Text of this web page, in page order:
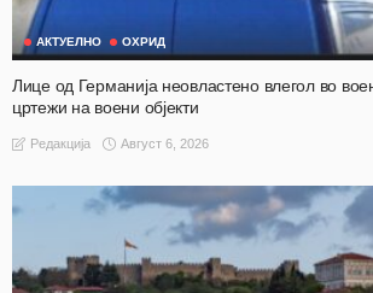
АКТУЕЛНО ОХРИД
Лице од Германија неовластено влегол во
цртежи на воени објекти
Редакција Август 6, 2026